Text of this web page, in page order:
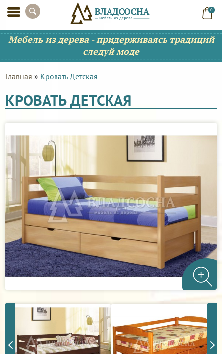
0
Мебель из дерева - придерживаясь традиций
следуй моде
Главная » Кровать Детская
КРОВАТЬ ДЕТСКАЯ